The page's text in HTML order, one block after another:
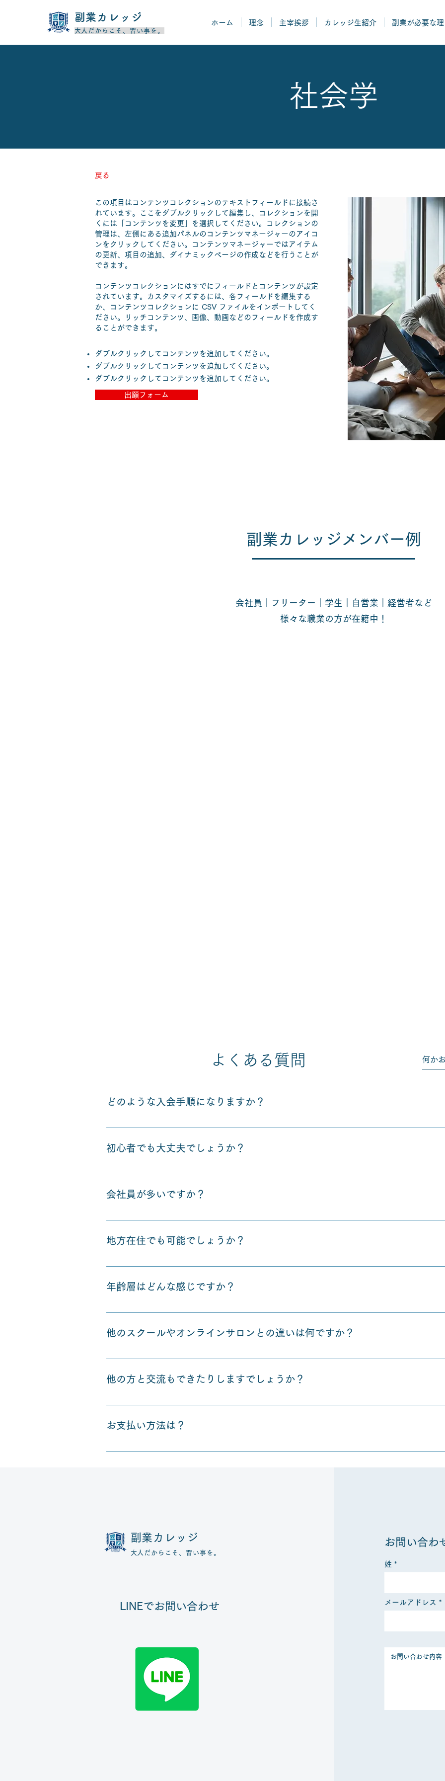
​副業カレッジ
​大人だからこそ、習い事を。
ホーム 理念 主宰挨拶 カレッジ生紹介 副業が必要な理
社会学
戻る
この項目はコンテンツコレクションのテキストフィールドに接続さ
れています。ここをダブルクリックして編集し、コレクションを開
くには「コンテンツを変更」を選択してください。コレクションの
管理は、左側にある追加パネルのコンテンツマネージャーのアイコ
ンをクリックしてください。コンテンツマネージャーではアイテム
の更新、項目の追加、ダイナミックページの作成などを行うことが
できます。
コンテンツコレクションにはすでにフィールドとコンテンツが設定
されています。カスタマイズするには、各フィールドを編集する
か、コンテンツコレクションに CSV ファイルをインポートしてく
ださい。リッチコンテンツ、画像、動画などのフィールドを作成す
ることができます。
ダブルクリックしてコンテンツを追加してください。
ダブルクリックしてコンテンツを追加してください。
ダブルクリックしてコンテンツを追加してください。
出願フォーム
副業カレッジメンバー例
会社員｜フリーター｜学生｜自営業｜経営者など
​様々な職業の方が在籍中！
よくある質問
どのような入会手順になりますか？
誰でも自由に参加できるような形ではなく、メンバーさんの質を保守しているため、必ずみな
く、質問したいことなどありましたら無料の個別相談を申し込みしていただけたらと思います。
初心者でも大丈夫でしょうか？
みなさん同じように初心者からのスタートの方がほとんどですので、全くご心配必要ありませ
会社員が多いですか？
みなさんご職業は様々で、学生さんやすでに事業をやられる方などもおられます。
地方在住でも可能でしょうか？
はい、地方在住の方でもできる副業はいっぱいありますので、ぜひ無料の個別相談でご相談し
年齢層はどんな感じですか？
18歳〜50歳くらいまで、年齢関係なく幅広い年齢層の方がおられます。
他のスクールやオンラインサロンとの違いは何ですか？
やはり一番は、数多くのジャンル・種類の副業から選べるということ。また、お小遣い案件や
よく詐欺に遭ってしまったり、横暴な値段で商材などを買ってしまったという機会を回避でき
他の方と交流もできたりしますでしょうか？
はい、主に東京開催にはなってしまいますが、不定期でおおよそ1ヶ月に一度交流会を開催し
お支払い方法は？
コースによって違いますが、主にクレジットカードまたは銀行振込になります。
​副業カレッジ
​大人だからこそ、習い事を。
​LINEでお問い合わせ
お問い合わ
姓
メールアドレス